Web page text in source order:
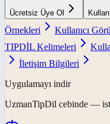
Ücretsiz Üye Ol
Örnekleri
Kullanıcı
TIPDİL Kelimeleri
İletişim Bilgileri
Uygulamayı indir
UzmanTipDil cebinde —